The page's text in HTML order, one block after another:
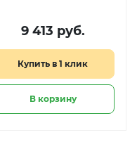
9 413 руб.
Купить в 1 клик
В корзину